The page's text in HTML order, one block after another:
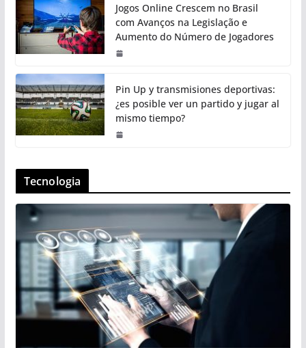
Jogos Online Crescem no Brasil
com Avanços na Legislação e
Aumento do Número de Jogadores
Pin Up y transmisiones deportivas:
¿es posible ver un partido y jugar al
mismo tiempo?
Tecnologia